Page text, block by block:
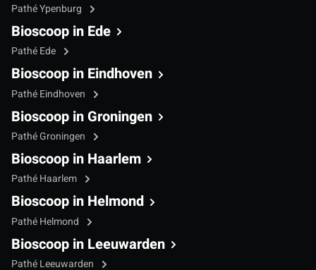
Pathé Ypenburg
Bioscoop in Ede
Pathé Ede
Bioscoop in Eindhoven
Pathé Eindhoven
Bioscoop in Groningen
Pathé Groningen
Bioscoop in Haarlem
Pathé Haarlem
Bioscoop in Helmond
Pathé Helmond
Bioscoop in Leeuwarden
Pathé Leeuwarden